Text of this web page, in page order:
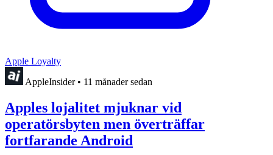
Apple Loyalty
AppleInsider • 11 månader sedan
Apples lojalitet mjuknar vid
operatörsbyten men överträffar
fortfarande Android